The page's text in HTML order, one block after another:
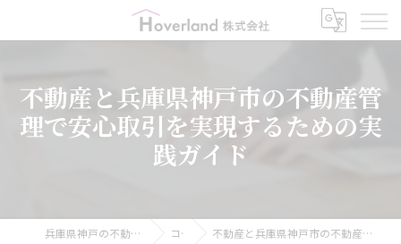
不動産と兵庫県神戸市の不動産管
理で安心取引を実現するための実
践ガイド
兵庫県神戸の不動産ならHoverland株式会社 コラム 不動産と兵庫県神戸市の不動産管理で安心取引を実現するための実践ガイド